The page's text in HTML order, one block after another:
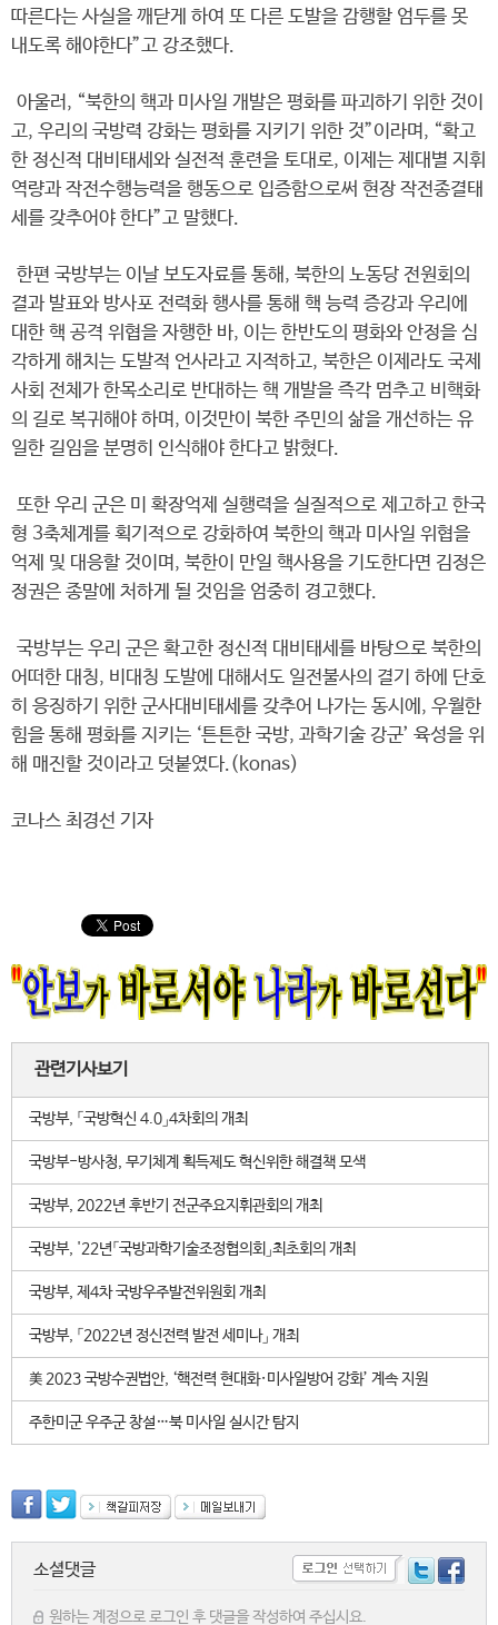
따른다는 사실을 깨닫게 하여 또 다른 도발을 감행할 엄두를 못
내도록 해야한다”고 강조했다.
아울러, “북한의 핵과 미사일 개발은 평화를 파괴하기 위한 것이
고, 우리의 국방력 강화는 평화를 지키기 위한 것”이라며, “확고
한 정신적 대비태세와 실전적 훈련을 토대로, 이제는 제대별 지휘
역량과 작전수행능력을 행동으로 입증함으로써 현장 작전종결태
세를 갖추어야 한다”고 말했다.
한편 국방부는 이날 보도자료를 통해, 북한의 노동당 전원회의
결과 발표와 방사포 전력화 행사를 통해 핵 능력 증강과 우리에
대한 핵 공격 위협을 자행한 바, 이는 한반도의 평화와 안정을 심
각하게 해치는 도발적 언사라고 지적하고, 북한은 이제라도 국제
사회 전체가 한목소리로 반대하는 핵 개발을 즉각 멈추고 비핵화
의 길로 복귀해야 하며, 이것만이 북한 주민의 삶을 개선하는 유
일한 길임을 분명히 인식해야 한다고 밝혔다.
또한 우리 군은 미 확장억제 실행력을 실질적으로 제고하고 한국
형 3축체계를 획기적으로 강화하여 북한의 핵과 미사일 위협을
억제 및 대응할 것이며, 북한이 만일 핵사용을 기도한다면 김정은
정권은 종말에 처하게 될 것임을 엄중히 경고했다.
국방부는 우리 군은 확고한 정신적 대비태세를 바탕으로 북한의
어떠한 대칭, 비대칭 도발에 대해서도 일전불사의 결기 하에 단호
히 응징하기 위한 군사대비태세를 갖추어 나가는 동시에, 우월한
힘을 통해 평화를 지키는 ‘튼튼한 국방, 과학기술 강군’ 육성을 위
해 매진할 것이라고 덧붙였다.(konas)
코나스 최경선 기자
관련기사보기
국방부, 「국방혁신 4.0」4차회의 개최
국방부-방사청, 무기체계 획득제도 혁신위한 해결책 모색
국방부, 2022년 후반기 전군주요지휘관회의 개최
국방부, '22년「국방과학기술조정협의회」최초회의 개최
국방부, 제4차 국방우주발전위원회 개최
국방부, 「2022년 정신전력 발전 세미나」 개최
美 2023 국방수권법안, ‘핵전력 현대화·미사일방어 강화’ 계속 지원
주한미군 우주군 창설…북 미사일 실시간 탐지
소셜댓글
원하는 계정으로 로그인 후 댓글을 작성하여 주십시요.